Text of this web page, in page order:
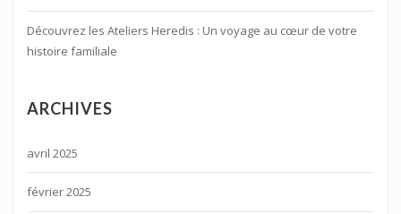
Découvrez les Ateliers Heredis : Un voyage au cœur de votre
histoire familiale
ARCHIVES
avril 2025
février 2025